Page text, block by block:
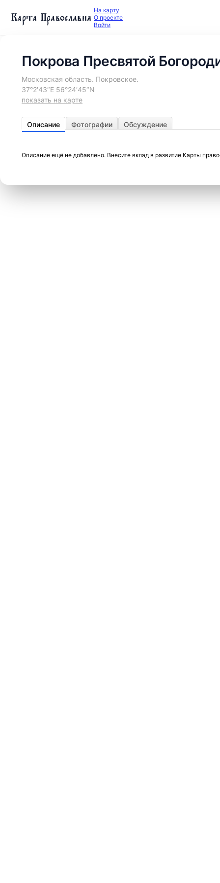
Карта Православия На карту
О проекте
Войти
Покрова Пресвятой
Московская область. Покровское.
37°2′43″E 56°24′45″N
показать на карте
Описание Фотографии Обсуждение
Описание ещё не добавлено. Внесите вклад в развитие Карты